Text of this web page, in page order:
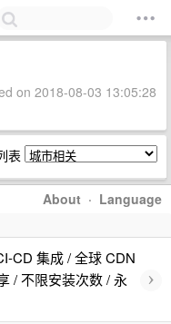
on 2018-08-03 13:05:28
表
About · Language
CD 集成 / 全球 CDN
/ 不限安装次数 / 永
›